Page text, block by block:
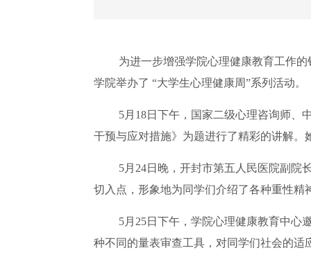
为进一步增强学院心理健康教育工作
学院举办了 “大学生心理健康周”系列活动。
5月18日下午，国家二级心理咨询师、
干预与应对措施》为题进行了精彩的讲解
5月24日晚，开封市第五人民医院副院
切入点，形象地为同学们介绍了各种重性
5月25日下午，学院心理健康教育中心
种不同的量表审查工具，对同学们社会的